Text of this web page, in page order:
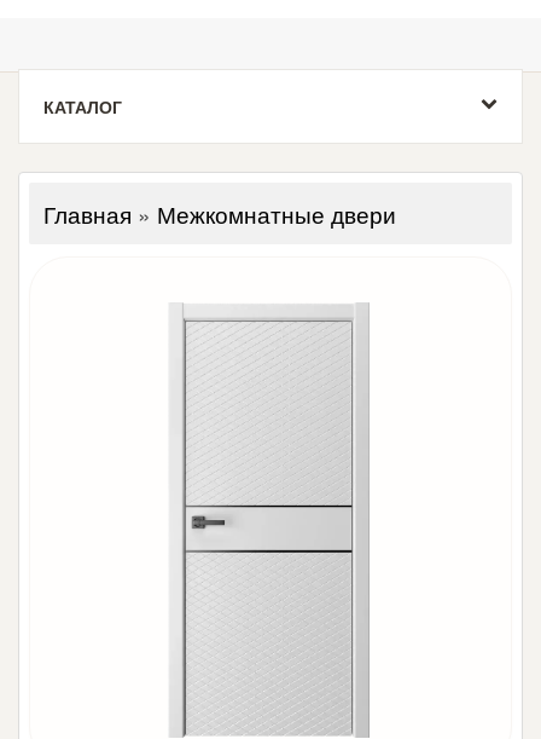
КАТАЛОГ
Главная » Межкомнатные двери